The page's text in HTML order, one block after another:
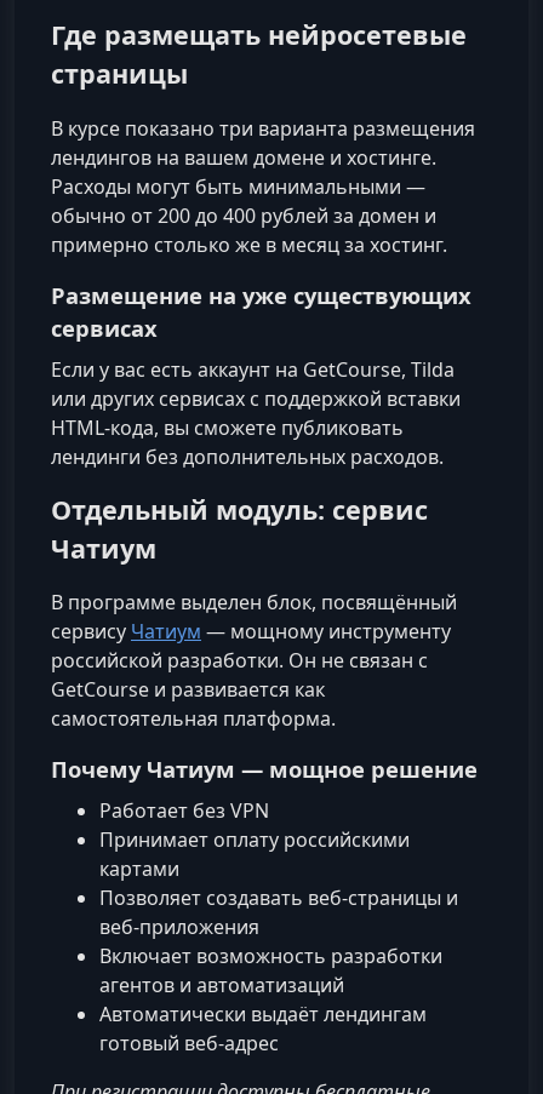
Где размещать нейросетевые
страницы
В курсе показано три варианта размещения
лендингов на вашем домене и хостинге.
Расходы могут быть минимальными —
обычно от 200 до 400 рублей за домен и
примерно столько же в месяц за хостинг.
Размещение на уже существующих
сервисах
Если у вас есть аккаунт на GetCourse, Tilda
или других сервисах с поддержкой вставки
HTML‑кода, вы сможете публиковать
лендинги без дополнительных расходов.
Отдельный модуль: сервис
Чатиум
В программе выделен блок, посвящённый
сервису Чатиум — мощному инструменту
российской разработки. Он не связан с
GetCourse и развивается как
самостоятельная платформа.
Почему Чатиум — мощное решение
Работает без VPN
Принимает оплату российскими
картами
Позволяет создавать веб‑страницы и
веб‑приложения
Включает возможность разработки
агентов и автоматизаций
Автоматически выдаёт лендингам
готовый веб‑адрес